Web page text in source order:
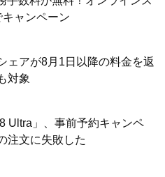
キャンペーン
ェアが8月1日以降の料金を返
対象
Ultra」、事前予約キャンペ
注文に失敗した